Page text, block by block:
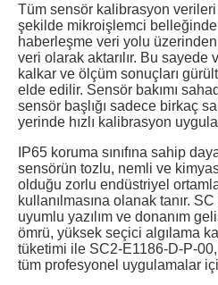
Tüm sensör kalibrasyon
şekilde mikroişlemci belleğinde
haberleşme veri yolu
veri olarak aktarılır. Bu sayede
kalkar ve ölçüm sonuçları
elde edilir. Sensör bakımı
sensör başlığı sadece birkaç
yerinde hızlı kalibrasyon
IP65 koruma sınıfına sahip
sensörün tozlu, nemli ve
olduğu zorlu endüstriyel
kullanılmasına olanak tanır.
uyumlu yazılım ve donanım
ömrü, yüksek seçici algılama
tüketimi ile SC2-E1186-D-P-
tüm profesyonel uygulamalar